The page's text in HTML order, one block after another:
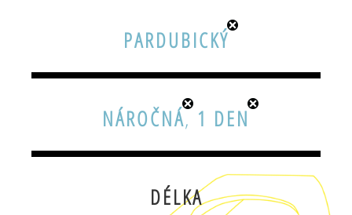
PARDUBICKÝ
NÁROČNÁ, 1 DEN
DÉLKA